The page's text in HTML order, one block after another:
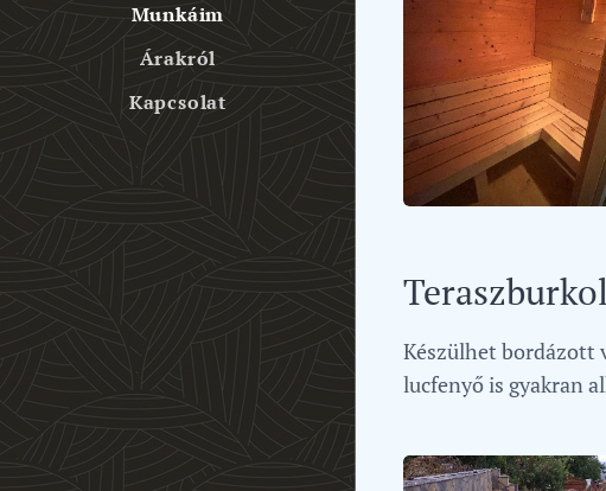
Munkáim
Árakról
Kapcsolat
Készülhet bordázott
lucfenyő is gyakran